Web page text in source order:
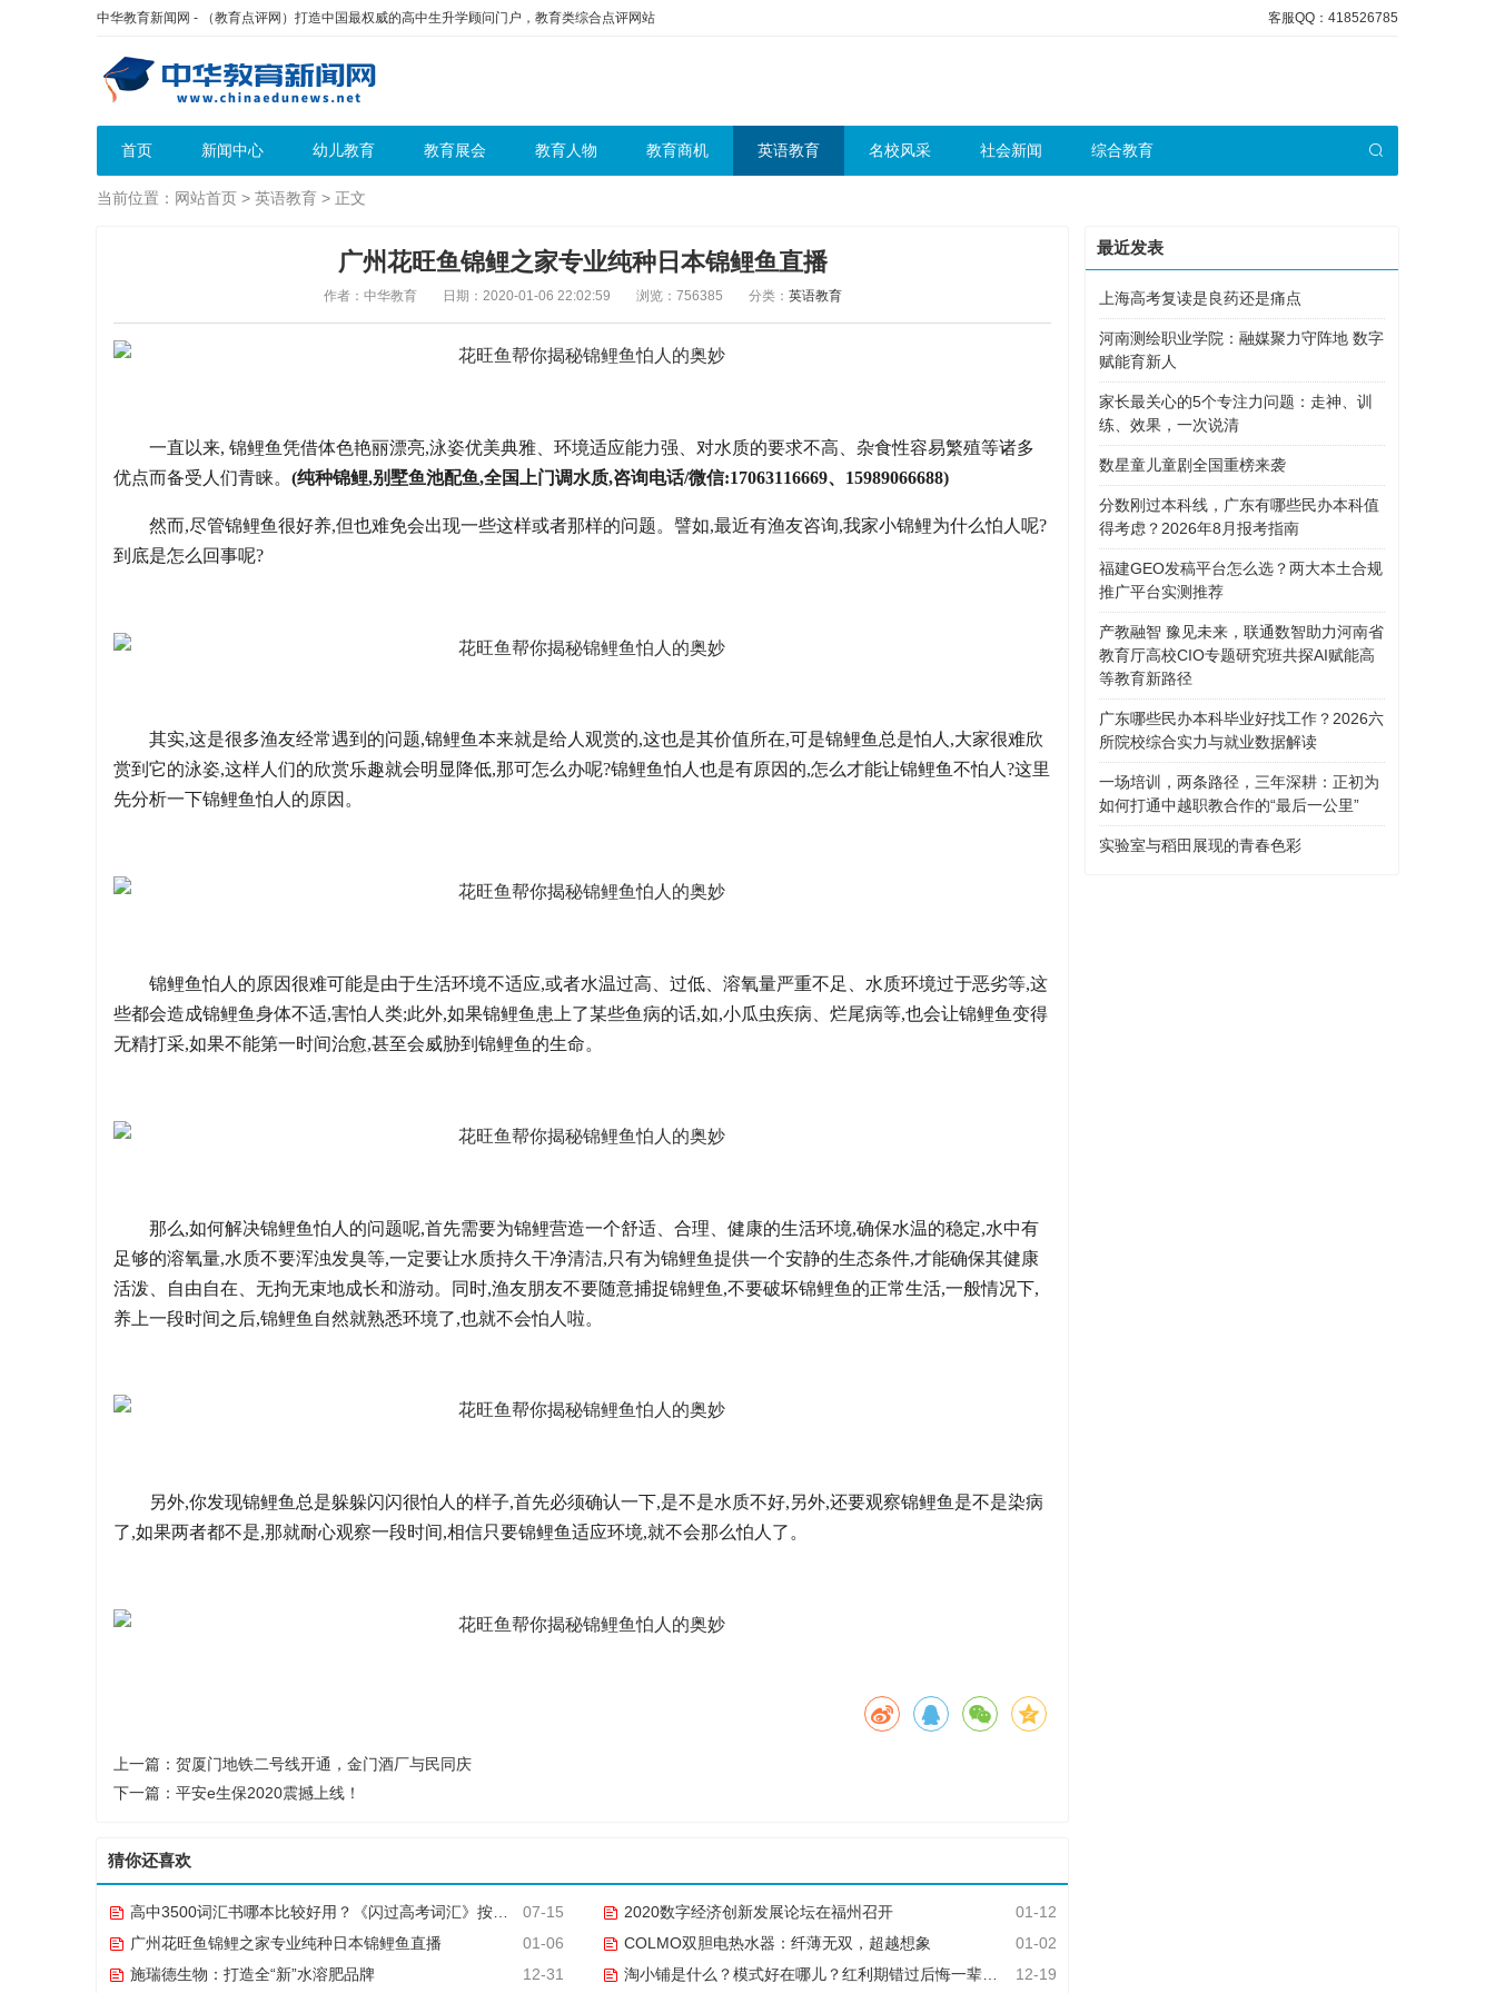
中华教育新闻网 - （教育点评网）打造中国最权威的高中生升学顾问门户，教育类综合点评网站 客服QQ：418526785
首页 新闻中心 幼儿教育 教育展会 教育人物 教育商机 英语教育 名校风采 社会新闻 综合教育
当前位置： 网站首页 > 英语教育 > 正文
广州花旺鱼锦鲤之家专业纯种日本锦鲤鱼直播
作者：中华教育 日期：2020-01-06 22:02:59 浏览：756385 分类： 英语教育
一直以来, 锦鲤鱼凭借体色艳丽漂亮,泳姿优美典雅、环境适应能力强、对水质的要求不高、杂食性容易繁殖等诸多
优点而备受人们青睐。 (纯种锦鲤,别墅鱼池配鱼,全国上门调水质,咨询电话/微信:17063116669、15989066688)
然而,尽管锦鲤鱼很好养,但也难免会出现一些这样或者那样的问题。譬如,最近有渔友咨询,我家小锦鲤为什么怕人呢?
到底是怎么回事呢?
其实,这是很多渔友经常遇到的问题,锦鲤鱼本来就是给人观赏的,这也是其价值所在,可是锦鲤鱼总是怕人,大家很难欣
赏到它的泳姿,这样人们的欣赏乐趣就会明显降低,那可怎么办呢?锦鲤鱼怕人也是有原因的,怎么才能让锦鲤鱼不怕人?这里
先分析一下锦鲤鱼怕人的原因。
锦鲤鱼怕人的原因很难可能是由于生活环境不适应,或者水温过高、过低、溶氧量严重不足、水质环境过于恶劣等,这
些都会造成锦鲤鱼身体不适,害怕人类;此外,如果锦鲤鱼患上了某些鱼病的话,如,小瓜虫疾病、烂尾病等,也会让锦鲤鱼变得
无精打采,如果不能第一时间治愈,甚至会威胁到锦鲤鱼的生命。
那么,如何解决锦鲤鱼怕人的问题呢,首先需要为锦鲤营造一个舒适、合理、健康的生活环境,确保水温的稳定,水中有
足够的溶氧量,水质不要浑浊发臭等,一定要让水质持久干净清洁,只有为锦鲤鱼提供一个安静的生态条件,才能确保其健康
活泼、自由自在、无拘无束地成长和游动。同时,渔友朋友不要随意捕捉锦鲤鱼,不要破坏锦鲤鱼的正常生活,一般情况下,
养上一段时间之后,锦鲤鱼自然就熟悉环境了,也就不会怕人啦。
另外,你发现锦鲤鱼总是躲躲闪闪很怕人的样子,首先必须确认一下,是不是水质不好,另外,还要观察锦鲤鱼是不是染病
了,如果两者都不是,那就耐心观察一段时间,相信只要锦鲤鱼适应环境,就不会那么怕人了。
上一篇： 贺厦门地铁二号线开通，金门酒厂与民同庆
下一篇： 平安e生保2020震撼上线！
猜你还喜欢
07-15
高中3500词汇书哪本比较好用？《闪过高考词汇》按考频划重点，4206词只背1418个就够 01-12
2020数字经济创新发展论坛在福州召开
01-06
广州花旺鱼锦鲤之家专业纯种日本锦鲤鱼直播 01-02
COLMO双胆电热水器：纤薄无双，超越想象
12-31
施瑞德生物：打造全“新”水溶肥品牌 12-19
淘小铺是什么？模式好在哪儿？红利期错过后悔一辈子！
最近发表
上海高考复读是良药还是痛点
河南测绘职业学院：融媒聚力守阵地 数字
赋能育新人
家长最关心的5个专注力问题：走神、训
练、效果，一次说清
数星童儿童剧全国重榜来袭
分数刚过本科线，广东有哪些民办本科值
得考虑？2026年8月报考指南
福建GEO发稿平台怎么选？两大本土合规
推广平台实测推荐
产教融智 豫见未来，联通数智助力河南省
教育厅高校CIO专题研究班共探AI赋能高
等教育新路径
广东哪些民办本科毕业好找工作？2026六
所院校综合实力与就业数据解读
一场培训，两条路径，三年深耕：正初为
如何打通中越职教合作的“最后一公里”
实验室与稻田展现的青春色彩